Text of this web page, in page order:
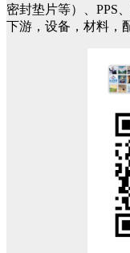
密封垫片等）、PPS
下游，设备，材料，